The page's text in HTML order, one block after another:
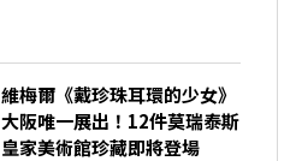
維梅爾《戴珍珠耳環的少女》
大阪唯一展出！12件莫瑞泰斯
皇家美術館珍藏即將登場